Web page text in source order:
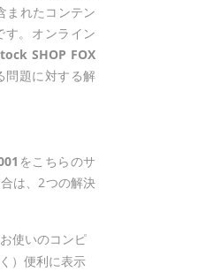
まれたコンテン
す。オンライン
SHOP FOX
問題に対する解
をこちらのサ
は、2つの解決
使いのコンピ
）便利に表示